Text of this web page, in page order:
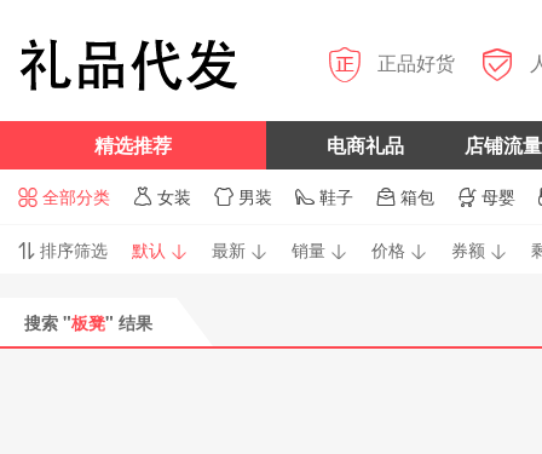
 正品好货 
精选推荐 电商礼品 店铺流量
 全部分类  女装  男装  鞋子  箱包  母婴
 排序筛选 默认  最新  销量  价格  券额 
搜索 "板凳" 结果